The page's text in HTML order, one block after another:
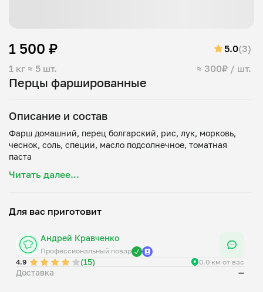
Перцы фаршированные
1 кг ≈ 5 шт. ≈ 300₽ / шт.
1 500 ₽ 5.0(3)
Описание и состав
Фарш домашний, перец болгарский, рис, лук, морковь,
чеснок, соль, специи, масло подсолнечное, томатная
Читать далее...
Для вас приготовит
Андрей Кравченко
Профессиональный повар
4.9
(15) 0.0 км от вас
Доставка —